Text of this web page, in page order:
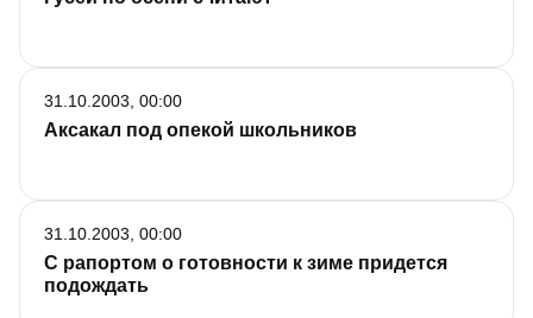
Аксакал под опекой школьников
31.10.2003, 00:00
С рапортом о готовности к зиме придется
подождать
31.10.2003, 00:00